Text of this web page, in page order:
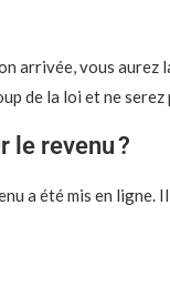
arrivée, vous aurez
de la loi et ne
le revenu ?
a été mis en ligne.